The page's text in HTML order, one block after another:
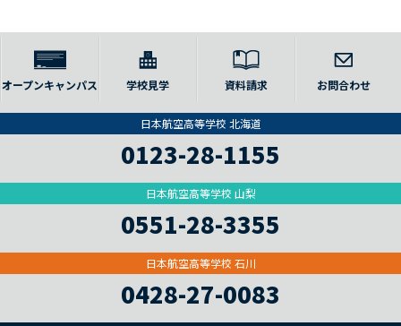
オープンキャンパス 学校見学 資料請求 お問合わせ
日本航空高等学校 北海道
0123-28-1155
日本航空高等学校 山梨
0551-28-3355
日本航空高等学校 石川
0428-27-0083